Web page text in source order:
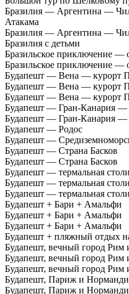
Бразилия — Аргентина —
Атакама
Бразилия — Аргентина —
Бразилия с детьми
Бразильское приключение —
Бразильское приключение —
Будапешт — Вена — курорт
Будапешт — Вена — курорт
Будапешт — Вена — курорт
Будапешт — Гран-Канария
Будапешт — Гран-Канария
Будапешт — Родос
Будапешт —
Будапешт — Страна Басков
Будапешт — Страна Басков
Будапешт — термальная
Будапешт — термальная
Будапешт — термальная
Будапешт + Бари + Амальфи
Будапешт + Бари + Амальфи
Будапешт + Бари + Амальфи
Будапешт + пляжный отдых
Будапешт, вечный город
Будапешт, вечный город
Будапешт, вечный город
Будапешт, Париж и
Будапешт, Париж и